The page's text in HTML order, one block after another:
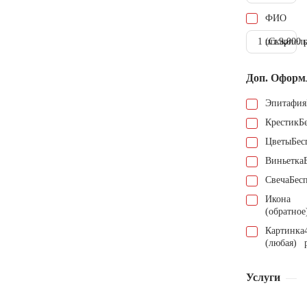
ФИО
1 шт.9.000
Доп.
Эпитафия
Крестик
Цветы
Виньетка
Свеча
Икона
Картинка
(любая)
Услуги